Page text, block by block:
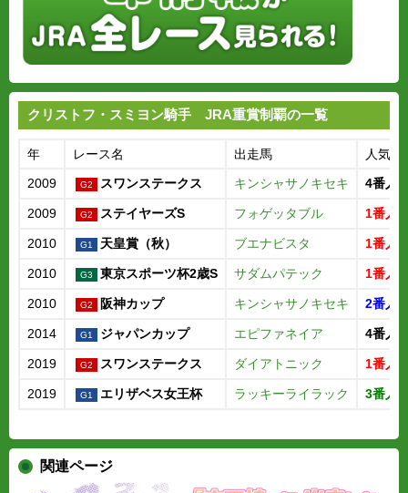
クリストフ・スミヨン騎手 JRA重賞制覇の一覧
年 レース名 出走馬
人気
2009
スワンステークス キンシャサノキセキ 4番人
2009 ステイヤーズS フォゲッタブル 1番人
2010 天皇賞（秋） ブエナビスタ 1番人
2010 東京スポーツ杯2歳S サダムパテック 1番人
2010 阪神カップ キンシャサノキセキ 2番人
2014 ジャパンカップ エピファネイア 4番人
2019 スワンステークス ダイアトニック 1番人
2019 エリザベス女王杯 ラッキーライラック 3番人
関連ページ